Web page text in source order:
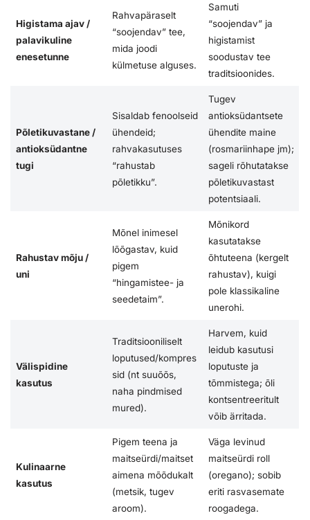
Higistama ajav /
palavikuline
enesetunne
Rahvapäraselt
“soojendav” tee,
mida joodi
külmetuse alguses.
Samuti
“soojendav” ja
higistamist
soodustav tee
traditsioonides.
Põletikuvastane /
antioksüdantne
tugi
Sisaldab fenoolseid
ühendeid;
rahvakasutuses
“rahustab
põletikku”.
Tugev
antioksüdantsete
ühendite maine
(rosmariinhape jm);
sageli rõhutatakse
põletikuvastast
potentsiaali.
Rahustav mõju /
uni
Mõnel inimesel
lõõgastav, kuid
pigem
“hingamistee- ja
seedetaim”.
Mõnikord
kasutatakse
õhtuteena (kergelt
rahustav), kuigi
pole klassikaline
unerohi.
Välispidine
kasutus
Traditsiooniliselt
loputused/kompres
sid (nt suuõõs,
naha pindmised
mured).
Harvem, kuid
leidub kasutusi
loputuste ja
tõmmistega; õli
kontsentreeritult
võib ärritada.
Kulinaarne
kasutus
Pigem teena ja
maitseürdi/maitset
aimena mõõdukalt
(metsik, tugev
aroom).
Väga levinud
maitseürdi roll
(oregano); sobib
eriti rasvasemate
roogadega.